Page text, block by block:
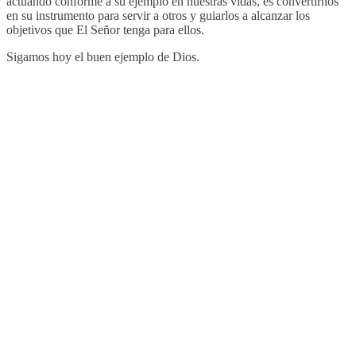
en su instrumento para servir a otros y guiarlos a alcanzar los
objetivos que El Señor tenga para ellos.
Sigamos hoy el buen ejemplo de Dios.